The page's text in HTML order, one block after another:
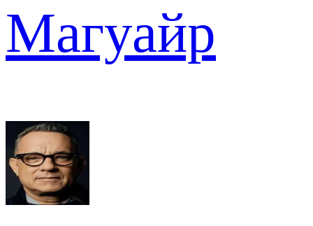
Магуайр